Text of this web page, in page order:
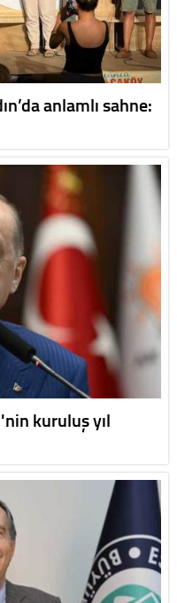
anlamlı sahne:
kuruluş yıl